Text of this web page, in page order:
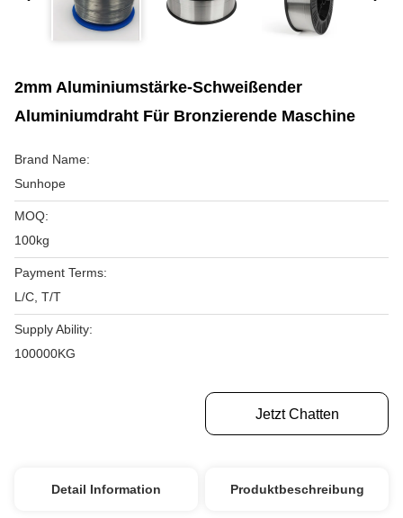
2mm Aluminiumstärke-Schweißender
Aluminiumdraht Für Bronzierende Maschine
Brand Name:
Sunhope
MOQ:
100kg
Payment Terms:
L/C, T/T
Supply Ability:
100000KG
Jetzt Chatten
Detail Information Produktbeschreibung